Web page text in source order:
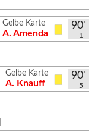
90'
+1
Gelbe Karte
A. Amenda
90'
+5
Gelbe Karte
A. Knauff